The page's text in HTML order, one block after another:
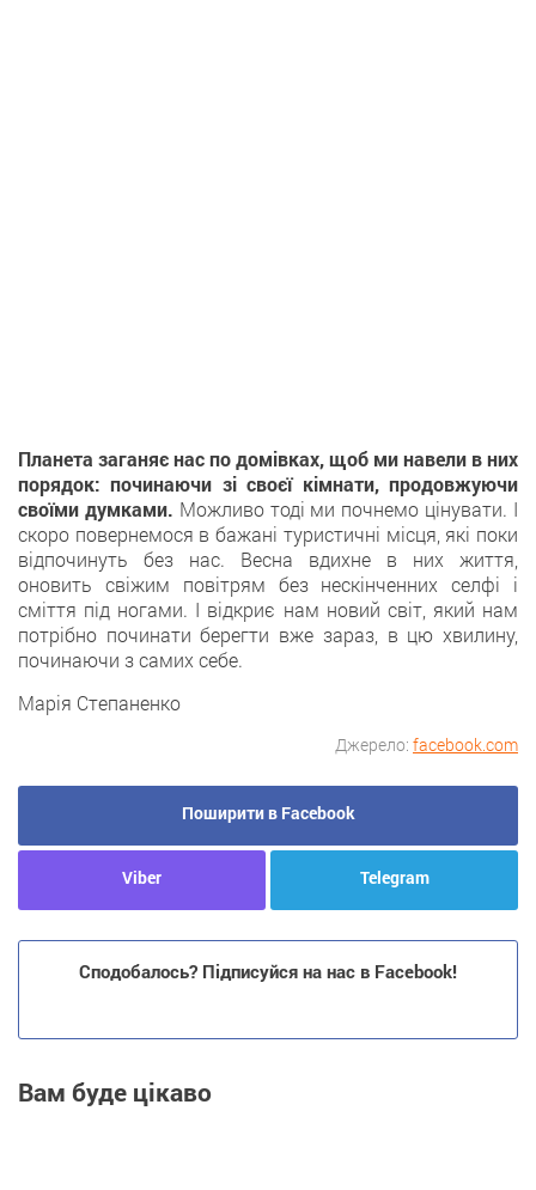
Планета заганяє нас по домівках, щоб ми навели в них
порядок: починаючи зі своєї кімнати, продовжуючи
своїми думками. Можливо тоді ми почнемо цінувати. І
скоро повернемося в бажані туристичні місця, які поки
відпочинуть без нас. Весна вдихне в них життя,
оновить свіжим повітрям без нескінченних селфі і
сміття під ногами. І відкриє нам новий світ, який нам
потрібно починати берегти вже зараз, в цю хвилину,
починаючи з самих себе.
Марія Степаненко
Джерело: facebook.com
Поширити в Facebook
Viber Telegram
Сподобалось? Підписуйся на нас в Facebook!
Вам буде цікаво